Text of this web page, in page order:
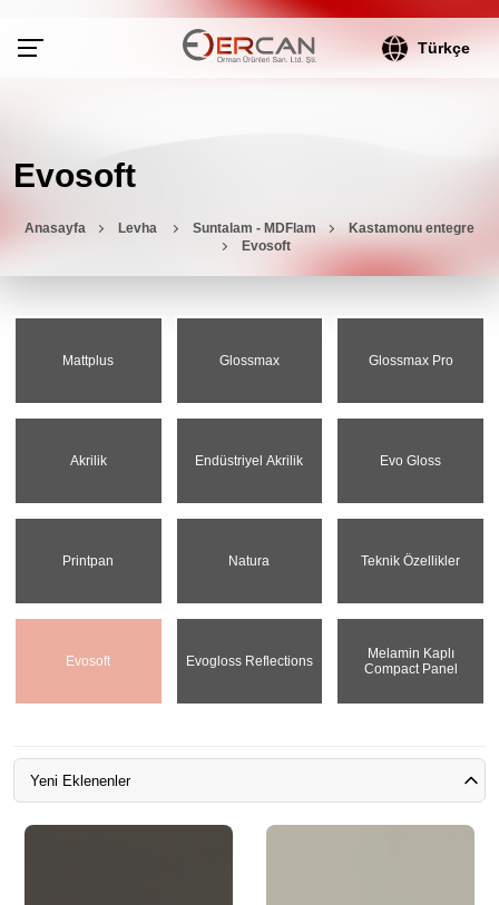
Türkçe
Evosoft
Anasayfa Levha Suntalam - MDFlam
Kastamonu entegre
Evosoft
Mattplus Glossmax Glossmax Pro
Akrilik Endüstriyel Akrilik Evo Gloss
Printpan Natura Teknik Özellikler
Evosoft Evogloss Reflections
Melamin Kaplı
Compact Panel
Yeni Eklenenler